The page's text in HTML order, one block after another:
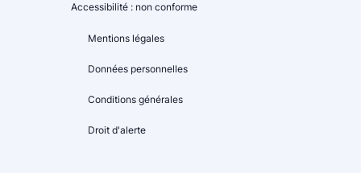
Accessibilité : non conforme
Mentions légales
Données personnelles
Conditions générales
Droit d'alerte